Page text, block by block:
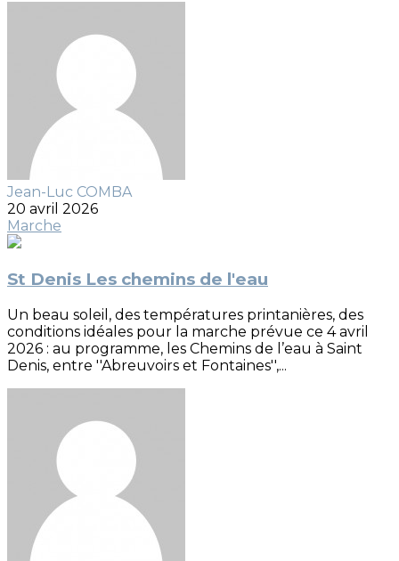
Jean-Luc COMBA
20 avril 2026
Marche
St Denis Les chemins de l'eau
Un beau soleil, des températures printanières, des
conditions idéales pour la marche prévue ce 4 avril
2026 : au programme, les Chemins de l’eau à Saint
Denis, entre ''Abreuvoirs et Fontaines'',...